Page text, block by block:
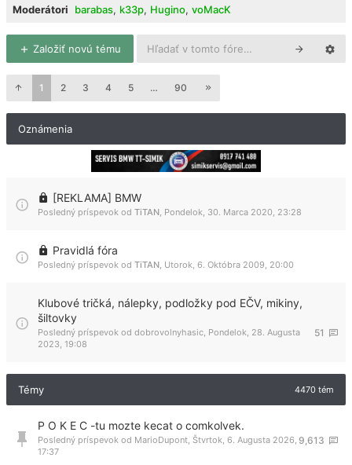
Moderátori barabas, k33p, Hugino, voMacK
Založiť novú tému
1 2 3 4 5 … 90
Oznámenia
[REKLAMA] BMW
Posledný príspevok od TiTAN Pondelok, 30. Marca 2020, 23:28
Pravidlá fóra
Posledný príspevok od TiTAN Utorok, 6. Októbra 2009, 20:00
Klubové tričká, nálepky, podložky pod EČV, mikiny,
šiltovky
51
Posledný príspevok od dobrovolnyhasic Pondelok, 28. Augusta
2023, 19:08
Témy 4470 tém
P O K E C -tu mozte kecat o comkolvek.
9,613
Posledný príspevok od MarioDupont Štvrtok, 6. Augusta 2026,
17:37